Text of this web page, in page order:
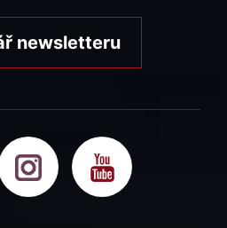
newsletteru